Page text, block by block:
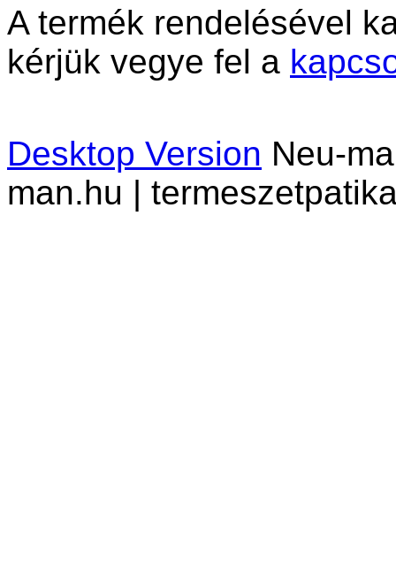
A termék rendelésével
kérjük vegye fel a
Desktop Version Neu-
man.hu |